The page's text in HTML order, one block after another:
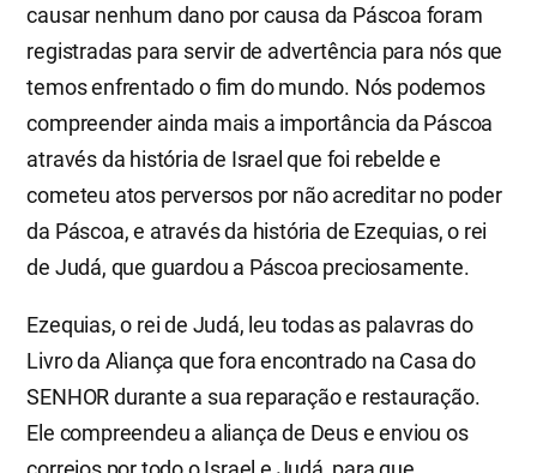
causar nenhum dano por causa da Páscoa foram
registradas para servir de advertência para nós que
temos enfrentado o fim do mundo. Nós podemos
compreender ainda mais a importância da Páscoa
através da história de Israel que foi rebelde e
cometeu atos perversos por não acreditar no poder
da Páscoa, e através da história de Ezequias, o rei
de Judá, que guardou a Páscoa preciosamente.
Ezequias, o rei de Judá, leu todas as palavras do
Livro da Aliança que fora encontrado na Casa do
SENHOR durante a sua reparação e restauração.
Ele compreendeu a aliança de Deus e enviou os